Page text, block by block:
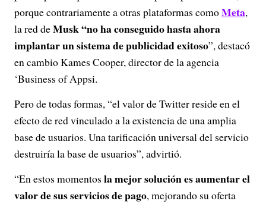
porque contrariamente a otras plataformas comoMeta,
la red deMusk “no ha conseguido hasta ahora
implantar un sistema de publicidad exitoso”, destacó
en cambio Kames Cooper, director de la agencia
‘Business of Appsi.
Pero de todas formas, “el valor de Twitter reside en el
efecto de red vinculado a la existencia de una amplia
base de usuarios. Una tarificación universal del servicio
destruiría la base de usuarios”, advirtió.
“En estos momentos la mejor solución es aumentar el
valor de sus servicios de pago, mejorando su oferta